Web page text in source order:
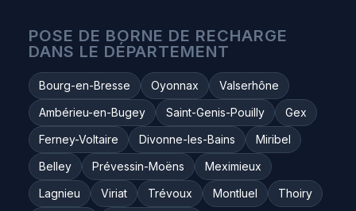
POSE DE BORNE DE RECHARGE
DANS LE DÉPARTEMENT
Bourg-en-Bresse Oyonnax
Valserhône
Ambérieu-en-Bugey
Saint-Genis-Pouilly
Gex
Ferney-Voltaire
Divonne-les-Bains
Miribel
Belley
Prévessin-Moëns
Meximieux
Lagnieu
Viriat Trévoux Montluel
Thoiry